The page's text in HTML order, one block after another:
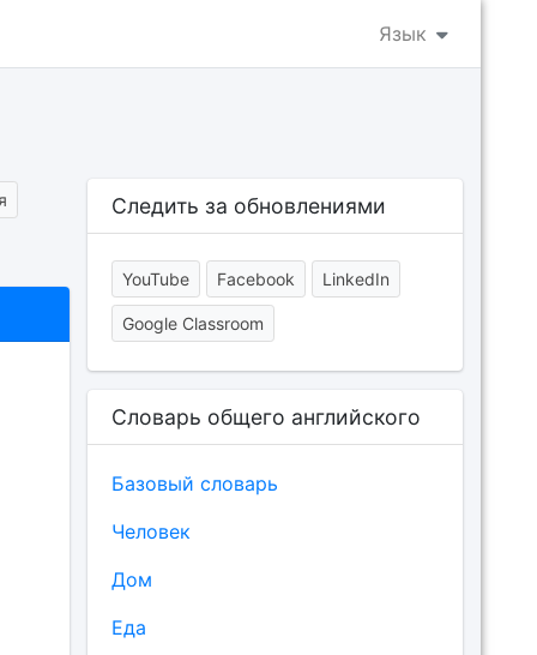
Язык
Следить за обновлениями
YouTube Facebook LinkedIn
Google Classroom
Словарь общего английского
Базовый словарь
Человек
Дом
Еда